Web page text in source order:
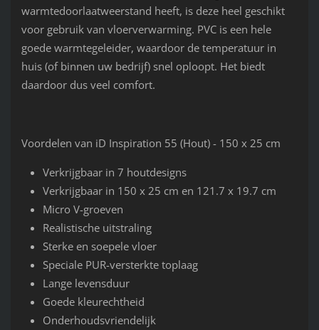
warmtedoorlaatweerstand heeft, is deze heel geschikt
voor gebruik van vloerverwarming. PVC is een hele
goede warmtegeleider, waardoor de temperatuur in
huis (of binnen uw bedrijf) snel oploopt. Het biedt
daardoor dus veel comfort.
Voordelen van iD Inspiration 55 (Hout) - 150 x 25 cm
Verkrijgbaar in 7 houtdesigns
Verkrijgbaar in 150 x 25 cm en 121.7 x 19.7 cm
Micro V-groeven
Realistische uitstraling
Sterke en soepele vloer
Speciale PUR-versterkte toplaag
Lange levensduur
Goede kleurechtheid
Onderhoudsvriendelijk